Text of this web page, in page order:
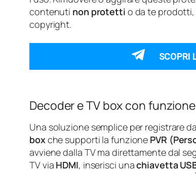
contenuti non protetti o da te
copyright.
SCOPRI
Decoder e TV box con funzione
Una soluzione semplice per registrare
boxche supporti la funzione PVR
avviene dalla TV ma direttamente dal
TV via HDMI, inserisci unachiavetta